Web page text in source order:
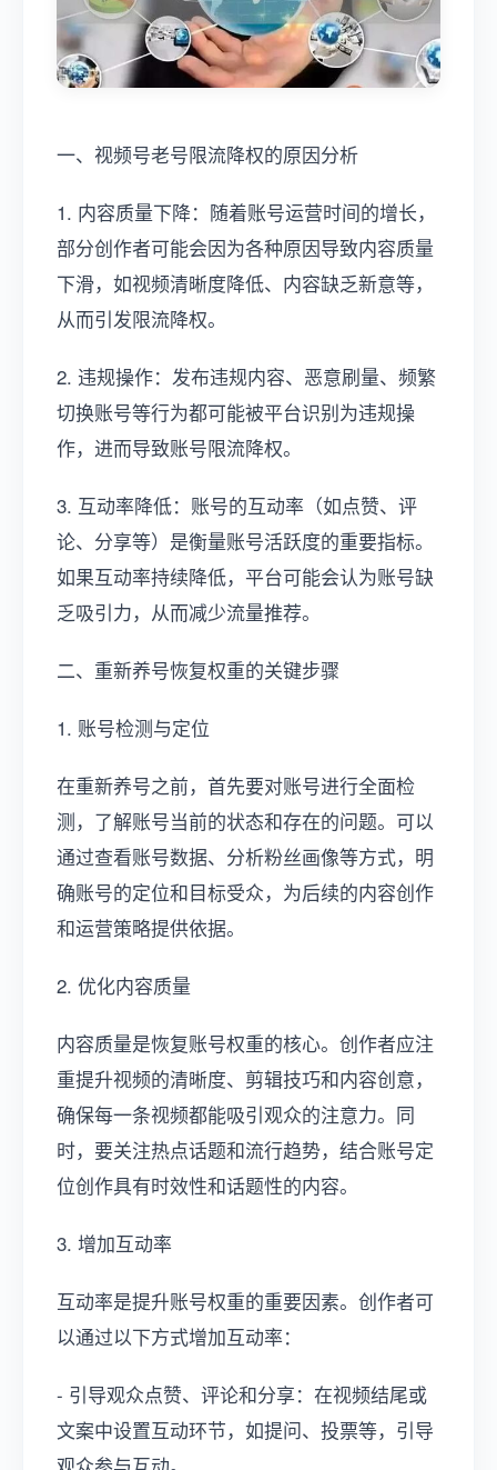
一、视频号老号限流降权的原因分析
1. 内容质量下降：随着账号运营时间的增长，
部分创作者可能会因为各种原因导致内容质量
下滑，如视频清晰度降低、内容缺乏新意等，
从而引发限流降权。
2. 违规操作：发布违规内容、恶意刷量、频繁
切换账号等行为都可能被平台识别为违规操
作，进而导致账号限流降权。
3. 互动率降低：账号的互动率（如点赞、评
论、分享等）是衡量账号活跃度的重要指标。
如果互动率持续降低，平台可能会认为账号缺
乏吸引力，从而减少流量推荐。
二、重新养号恢复权重的关键步骤
1. 账号检测与定位
在重新养号之前，首先要对账号进行全面检
测，了解账号当前的状态和存在的问题。可以
通过查看账号数据、分析粉丝画像等方式，明
确账号的定位和目标受众，为后续的内容创作
和运营策略提供依据。
2. 优化内容质量
内容质量是恢复账号权重的核心。创作者应注
重提升视频的清晰度、剪辑技巧和内容创意，
确保每一条视频都能吸引观众的注意力。同
时，要关注热点话题和流行趋势，结合账号定
位创作具有时效性和话题性的内容。
3. 增加互动率
互动率是提升账号权重的重要因素。创作者可
以通过以下方式增加互动率：
- 引导观众点赞、评论和分享：在视频结尾或
文案中设置互动环节，如提问、投票等，引导